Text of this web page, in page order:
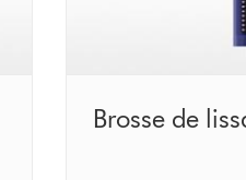
Brosse
Brosse de